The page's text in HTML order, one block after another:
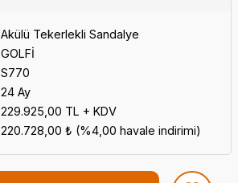
Akülü Tekerlekli Sandalye
GOLFİ
S770
24 Ay
229.925,00 TL + KDV
220.728,00 ₺ (%4,00 havale indirimi)